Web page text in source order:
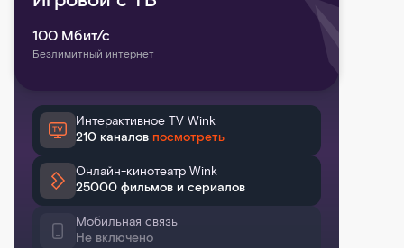
100 Мбит/с
Безлимитный интернет
Интерактивное TV Wink
210 каналов посмотреть
Онлайн-кинотеатр Wink
25000 фильмов и сериалов
Мобильная связь
Не включено